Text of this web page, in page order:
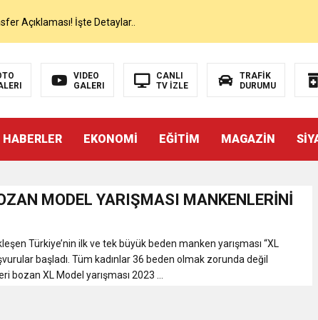
Açıklaması! İşte Detaylar..
İlk Sözleri!
Yayında Transferi Açıkladı
Salah Transferini Tamamladı
VIDEO
GALERI
CANLI
TV İZLE
TRAFİK
DURUMU
HABERLER EKONOMİ EĞİTİM MAGAZİN
MODEL YARIŞMASI MANKENLERİNİ
Türkiye’nin ilk ve tek büyük beden manken yarışması “XL
başladı. Tüm kadınlar 36 beden olmak zorunda değil
bozan XL Model yarışması 2023 ...